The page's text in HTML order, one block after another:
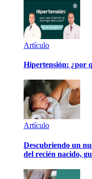
Artículo
Hipertensión: ¿por
Artículo
Descubriendo un
del recién nacido,